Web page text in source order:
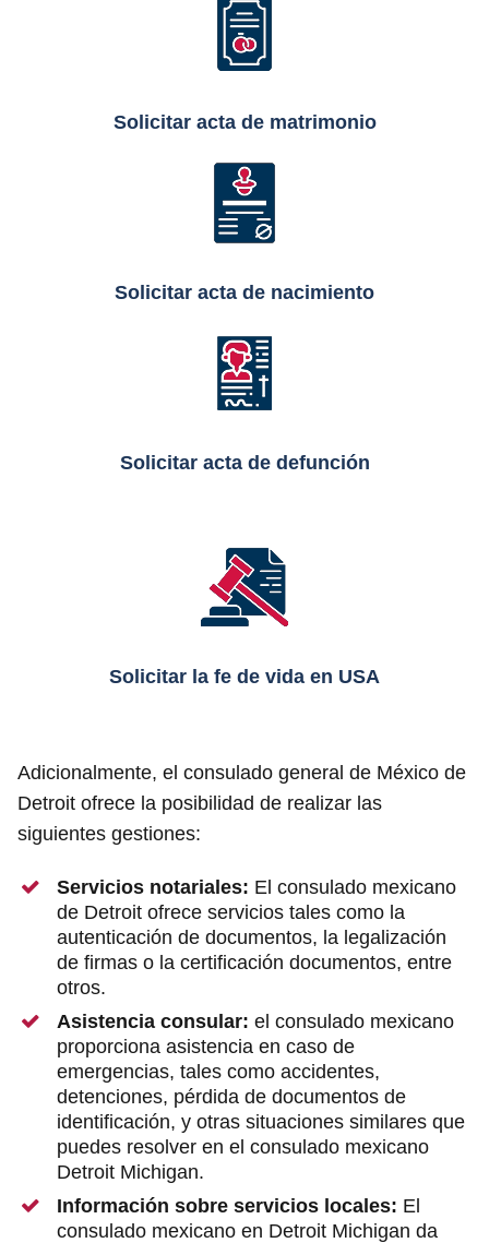
Solicitar acta de matrimonio
Solicitar acta de nacimiento
Solicitar acta de defunción
Solicitar la fe de vida en USA
Adicionalmente, el consulado general de México de
Detroit ofrece la posibilidad de realizar las
siguientes gestiones:
Servicios notariales: El consulado mexicano
de Detroit ofrece servicios tales como la
autenticación de documentos, la legalización
de firmas o la certificación documentos, entre
otros.
Asistencia consular: el consulado mexicano
proporciona asistencia en caso de
emergencias, tales como accidentes,
detenciones, pérdida de documentos de
identificación, y otras situaciones similares que
puedes resolver en el consulado mexicano
Detroit Michigan.
Información sobre servicios locales: El
consulado mexicano en Detroit Michigan da